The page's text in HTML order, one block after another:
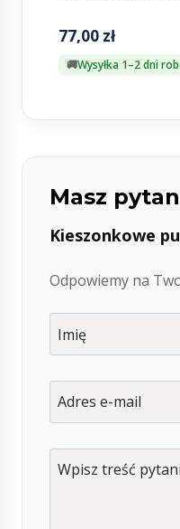
77,00 zł
Wysyłka 1–2 dni
Masz
Kieszonkowe
Odpowiemy na